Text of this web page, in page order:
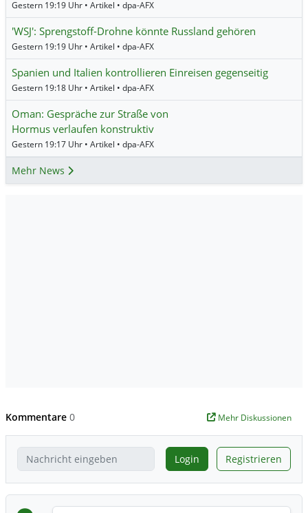
Gestern 19:19 Uhr • Artikel • dpa-AFX
'WSJ': Sprengstoff-Drohne könnte Russland gehören
Gestern 19:19 Uhr • Artikel • dpa-AFX
Spanien und Italien kontrollieren Einreisen gegenseitig
Gestern 19:18 Uhr • Artikel • dpa-AFX
Oman: Gespräche zur Straße von
Hormus verlaufen konstruktiv
Gestern 19:17 Uhr • Artikel • dpa-AFX
Mehr News
Kommentare 0 Mehr Diskussionen
Login Registrieren